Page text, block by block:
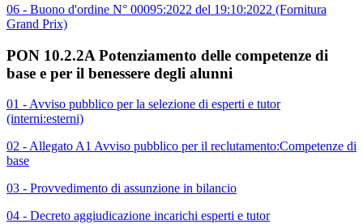
06 - Buono d'ordine N° 00095:2022 del 19:10:2022 (Fornitura
Grand Prix)
PON 10.2.2A Potenziamento delle competenze di
base e per il benessere degli alunni
01 - Avviso pubblico per la selezione di esperti e tutor
(interni:esterni)
02 - Allegato A1 Avviso pubblico per il reclutamento:Competenze di
base
03 - Provvedimento di assunzione in bilancio
04 - Decreto aggiudicazione incarichi esperti e tutor